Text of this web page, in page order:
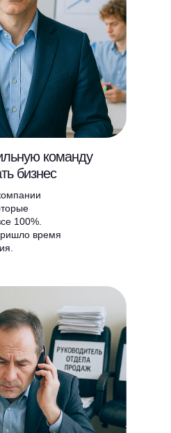
команду
бизнес
100%.
время